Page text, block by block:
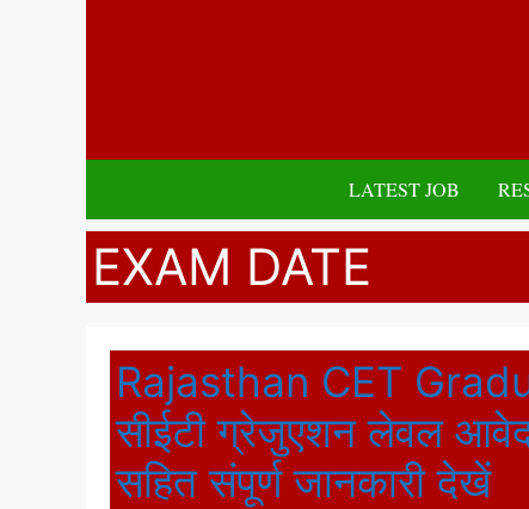
LATEST JOB
EXAM DATE
Rajasthan CET
सीईटी ग्रेजुएशन लेवल
सहित संपूर्ण जानकारी देखें